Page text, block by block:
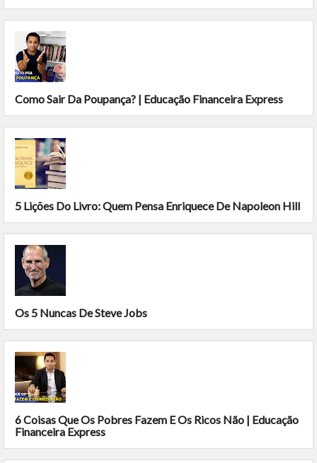
Como Sair Da Poupança? | Educação Financeira Express
5 Lições Do Livro: Quem Pensa Enriquece De Napoleon Hill
Os 5 Nuncas De Steve Jobs
6 Coisas Que Os Pobres Fazem E Os Ricos Não | Educação
Financeira Express